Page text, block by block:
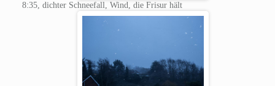
8:35, dichter Schneefall, Wind, die Frisur hält